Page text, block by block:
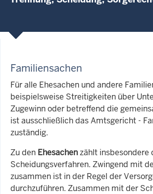
Familiensachen
Für alle Ehesachen und andere
beispielsweise Streitigkeiten über
Zugewinn oder betreffend die
ist ausschließlich das Amtsgericht -
zuständig.
Zu den Ehesachenzählt insbesondere
Scheidungsverfahren. Zwingend mit
zusammen ist in der Regel der
durchzuführen. Zusammen mit der